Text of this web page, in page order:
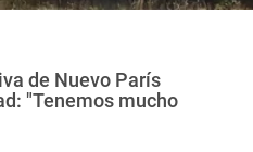
de Nuevo París
"Tenemos mucho